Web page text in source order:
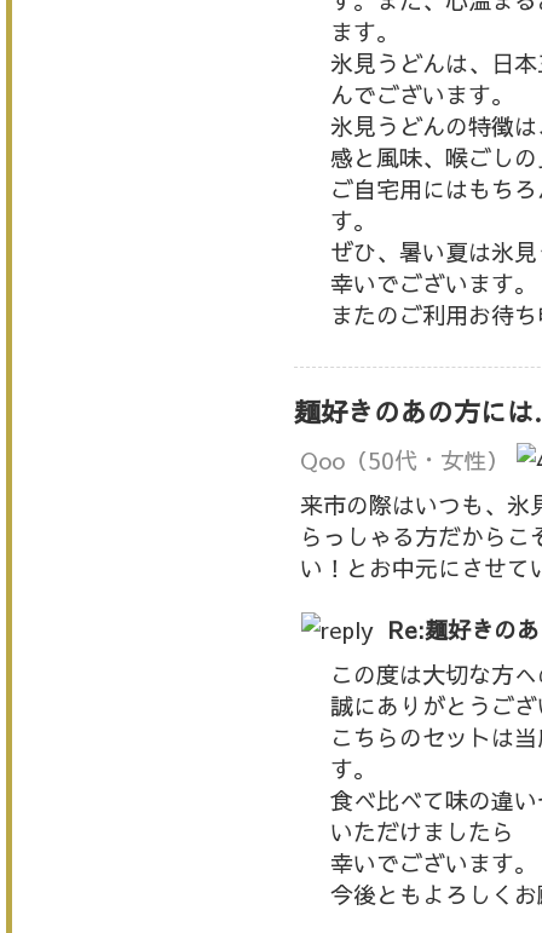
ます。
氷見うどんは、日
んでございます。
氷見うどんの特徴
感と風味、喉ごし
ご自宅用にはもち
す。
ぜひ、暑い夏は氷
幸いでございます。
またのご利用お待
麺好きのあの方に
Qoo （50代・女性）
来市の際はいつも、
らっしゃる方だから
い！とお中元にさせて
Re:麺好きの
この度は大切な方
誠にありがとうご
こちらのセットは
す。
食べ比べて味の違
いただけましたら
幸いでございます。
今後ともよろしく